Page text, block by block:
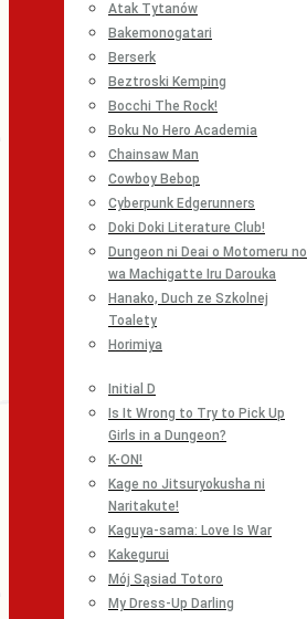
Atak Tytanów
Bakemonogatari
Berserk
Beztroski Kemping
Bocchi The Rock!
Boku No Hero Academia
Chainsaw Man
Cowboy Bebop
Cyberpunk Edgerunners
Doki Doki Literature Club!
Dungeon ni Deai o Motomeru no
wa Machigatte Iru Darouka
Hanako, Duch ze Szkolnej
Toalety
Horimiya
Initial D
Is It Wrong to Try to Pick Up
Girls in a Dungeon?
K-ON!
Kage no Jitsuryokusha ni
Naritakute!
Kaguya-sama: Love Is War
Kakegurui
Mój Sąsiad Totoro
My Dress-Up Darling